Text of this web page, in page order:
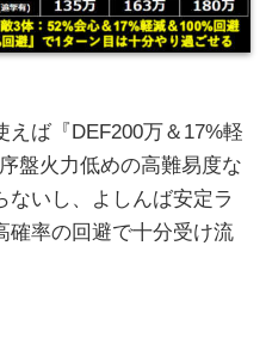
ば『DEF200万＆17%軽
盤火力低めの高難易度な
ないし、よしんば安定ラ
確率の回避で十分受け流